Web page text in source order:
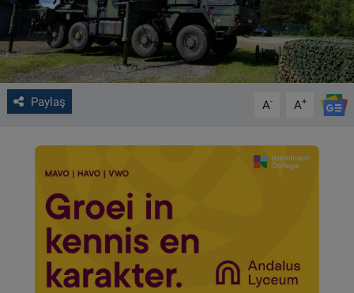
Paylaş A- A+
CONTACT
Çerez Politikası